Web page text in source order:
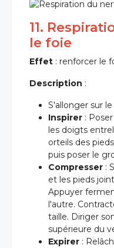
11.
le foie
Effet : renforcer le
Description :
S'allonger sur
Inspirer :
les doigts
orteils des
puis poser le
Compresser :
et les pieds
Appuyer
l'autre.
taille. Diriger
supérieure du
Expirer :